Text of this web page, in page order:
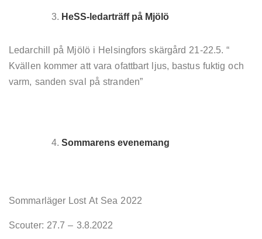
HeSS-ledarträff på Mjölö
Ledarchill på Mjölö i Helsingfors skärgård 21-22.5. “
Kvällen kommer att vara ofattbart ljus, bastus fuktig och
varm, sanden sval på stranden”
Sommarens evenemang
Sommarläger Lost At Sea 2022
Scouter: 27.7 – 3.8.2022